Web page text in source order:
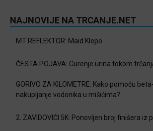
NAJNOVIJE NA TRCANJE.NET
MT REFLEKTOR: Maid Klepo
ČESTA POJAVA: Curenje urina tokom
GORIVO ZA KILOMETRE: Kako pomoću
nakupljanje vodonika u mišićima?
2. ZAVIDOVIĆI 5K: Ponovljen broj finišera iz